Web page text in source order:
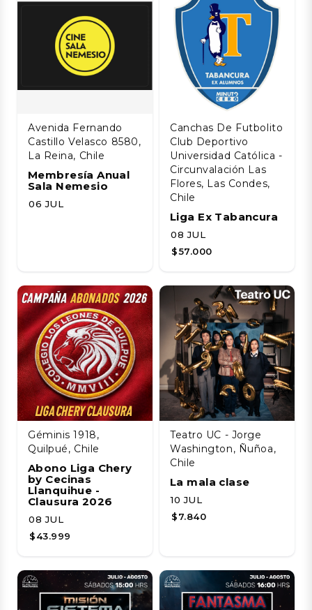
Avenida Fernando
Castillo Velasco 8580,
La Reina, Chile
Membresía Anual
Sala Nemesio
06 JUL
Canchas De Futbolito
Club Deportivo
Universidad Católica -
Circunvalación Las
Flores, Las Condes,
Chile
Liga Ex Tabancura
08 JUL
$57.000
Géminis 1918,
Quilpué, Chile
Abono Liga Chery
by Cecinas
Llanquihue -
Clausura 2026
08 JUL
$43.999
Teatro UC - Jorge
Washington, Ñuñoa,
Chile
La mala clase
10 JUL
$7.840